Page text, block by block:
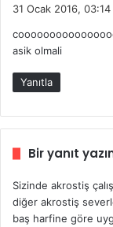
i
k
i
:
31 Ocak 2016, 03:14
asik olmali
Yanıtla
Bir yanıt
Sizinde akrostiş
diğer akrostiş
baş harfine göre